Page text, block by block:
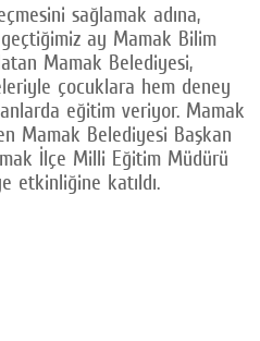
sağlamak adına,
ay Mamak Bilim
Mamak Belediyesi,
çocuklara hem deney
eğitim veriyor. Mamak
Mamak Belediyesi Başkan
İlçe Milli Eğitim Müdürü
etkinliğine katıldı.